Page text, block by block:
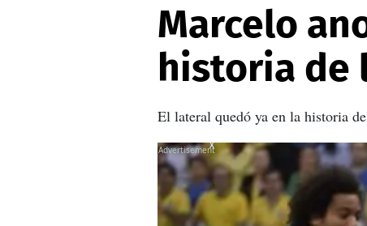
Marcelo
historia de
El lateral quedó ya en la historia
X